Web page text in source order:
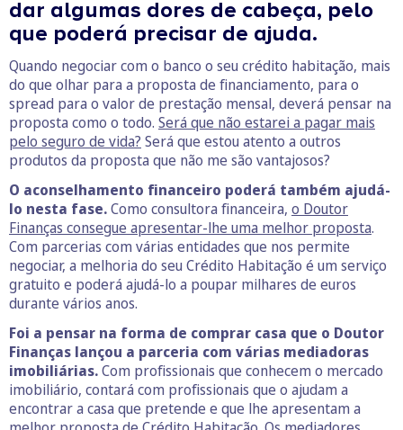
dar algumas dores de cabeça, pelo
que poderá precisar de ajuda.
Quando negociar com o banco o seu crédito habitação, mais
do que olhar para a proposta de financiamento, para o
spread para o valor de prestação mensal, deverá pensar na
proposta como o todo. Será que não estarei a pagar mais
pelo seguro de vida? Será que estou atento a outros
produtos da proposta que não me são vantajosos?
O aconselhamento financeiro poderá também ajudá-
lo nesta fase.Como consultora financeira, o Doutor
Finanças consegue apresentar-lhe uma melhor proposta.
Com parcerias com várias entidades que nos permite
negociar, a melhoria do seu Crédito Habitação é um serviço
gratuito e poderá ajudá-lo a poupar milhares de euros
durante vários anos.
Foi a pensar na forma de comprar casa que o Doutor
Finanças lançou a parceria com várias mediadoras
imobiliárias.Com profissionais que conhecem o mercado
imobiliário, contará com profissionais que o ajudam a
encontrar a casa que pretende e que lhe apresentam a